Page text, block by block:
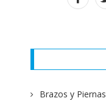
Brazos y Piernas